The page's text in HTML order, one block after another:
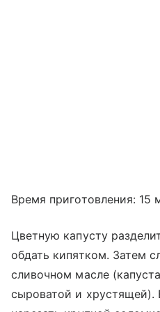
Время приготовления: 15
Цветную капусту
обдать кипятком. Затем
сливочном масле
сыроватой и хрустящей).